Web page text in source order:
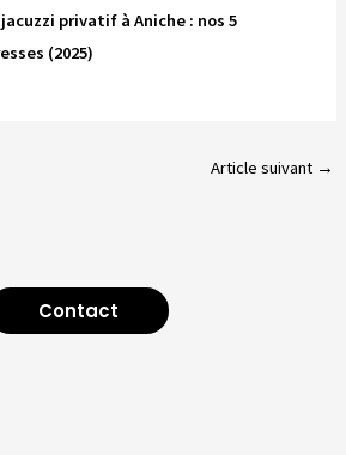
privatif à Aniche : nos 5
(2025)
Article suivant →
Contact